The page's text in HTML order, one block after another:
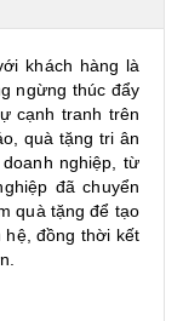
khách hàng là
ngừng thúc đẩy
cạnh tranh trên
quà tặng tri ân
nghiệp, từ
đã chuyển
quà tặng để tạo
hệ, đồng thời kết